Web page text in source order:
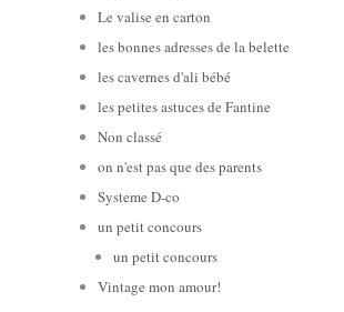
Le valise en carton
les bonnes adresses de la belette
les cavernes d'ali bébé
les petites astuces de Fantine
Non classé
on n'est pas que des parents
Systeme D-co
un petit concours
un petit concours
Vintage mon amour!